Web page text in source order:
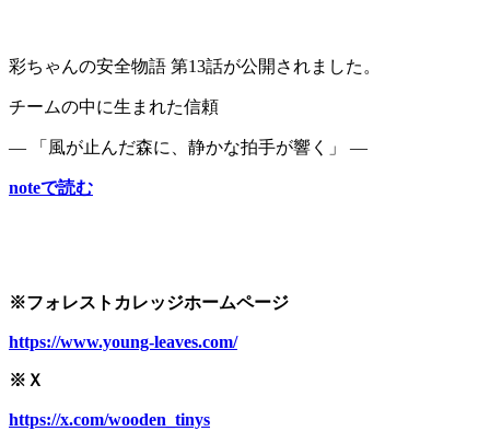
彩ちゃんの安全物語 第13話が公開されました。
チームの中に生まれた信頼
― 「風が止んだ森に、静かな拍手が響く」 ―
noteで読む
※フォレストカレッジホームページ
https://www.young-leaves.com/
※Ｘ
https://x.com/wooden_tinys